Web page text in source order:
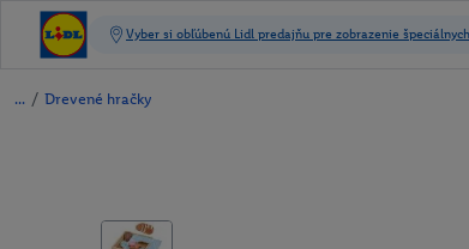
/ Drevené hračky